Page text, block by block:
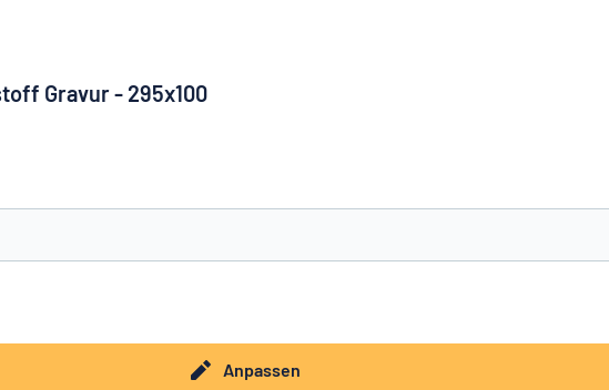
Gravur - 295x100
Anpassen